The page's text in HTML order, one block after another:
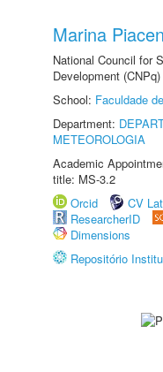
Marina
National Council for
Development
School: Faculdade
Department:
METEOROLOGIA
Academic
title: MS-3.2
Orcid
CV
ResearcherID
Dimensions
Repositório